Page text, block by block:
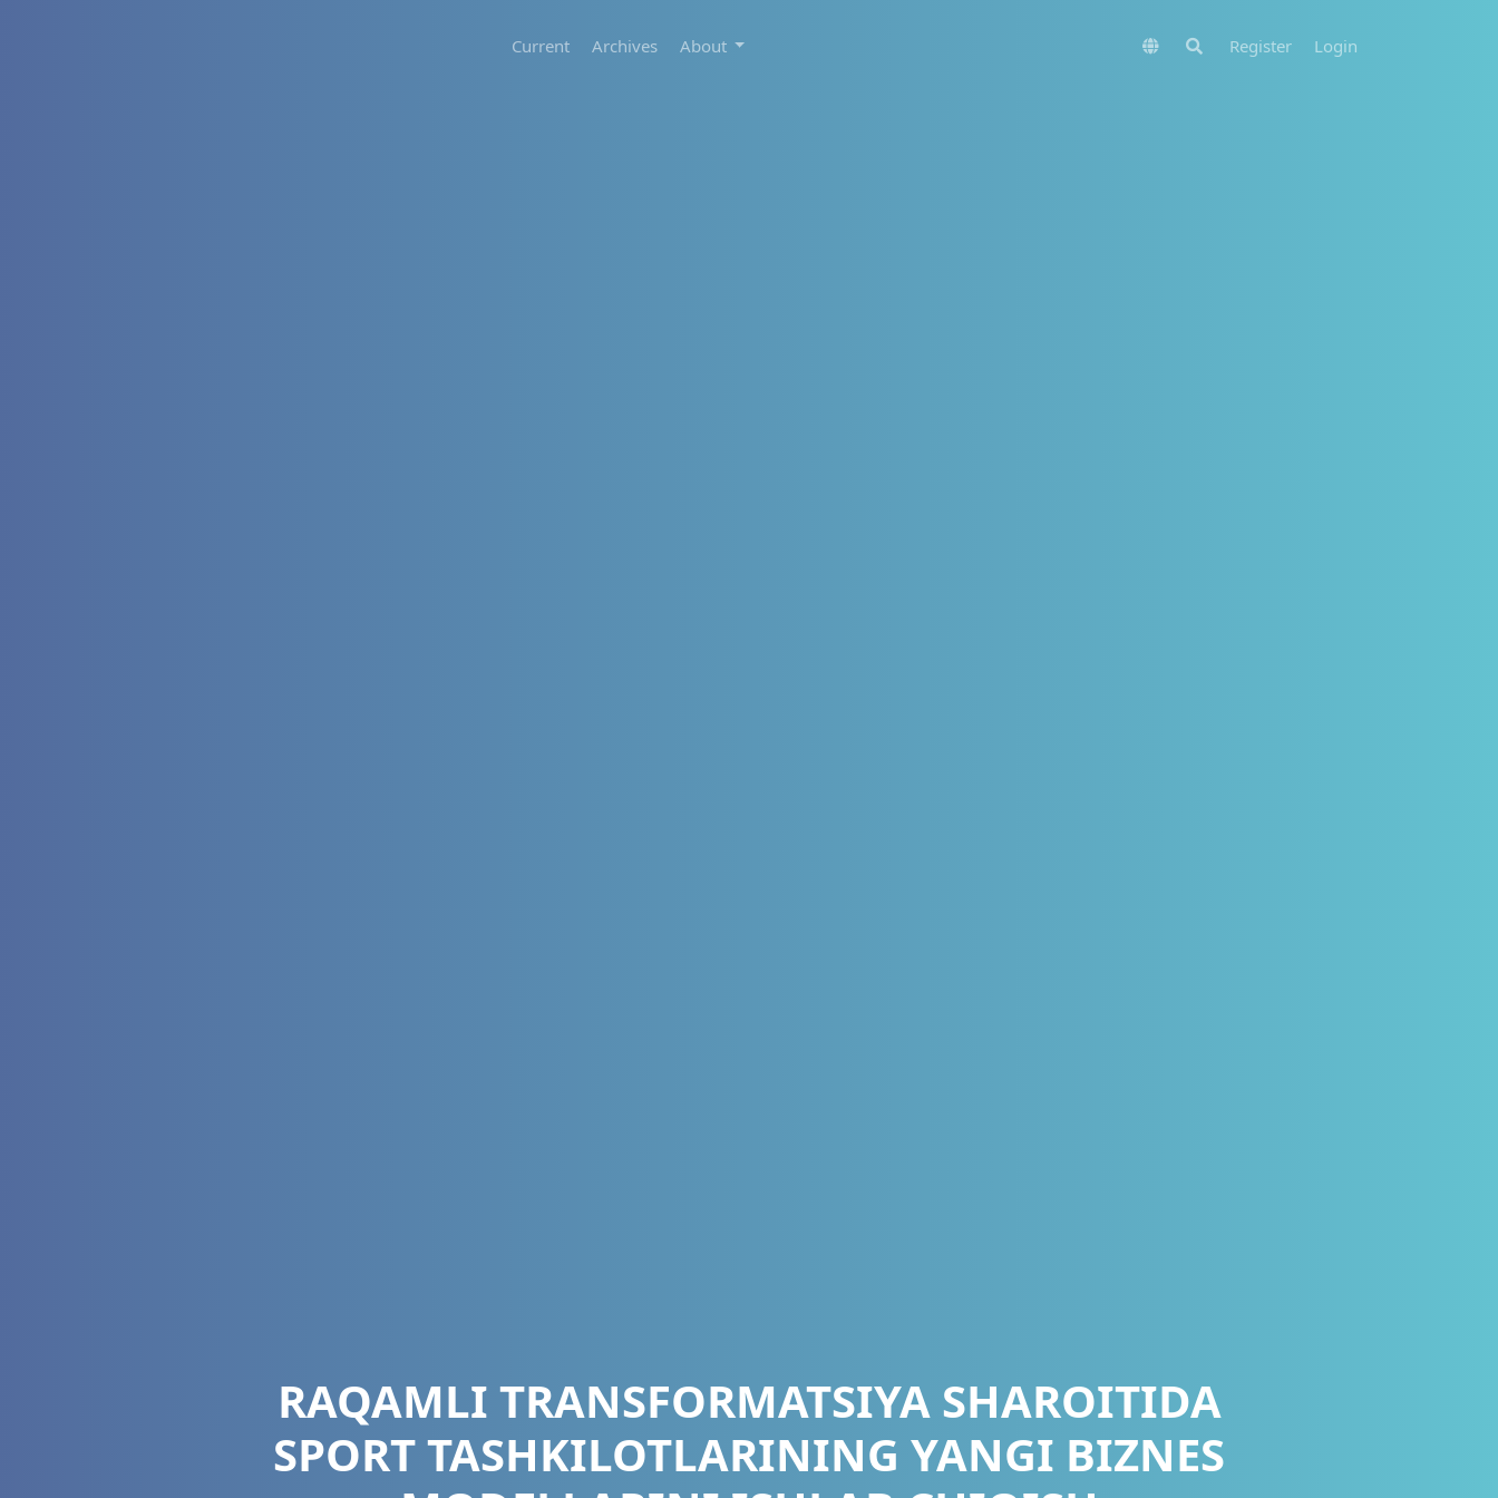
Current Archives About Register Login
RAQAMLI TRANSFORMATSIYA SHAROITIDA
SPORT TASHKILOTLARINING YANGI BIZNES